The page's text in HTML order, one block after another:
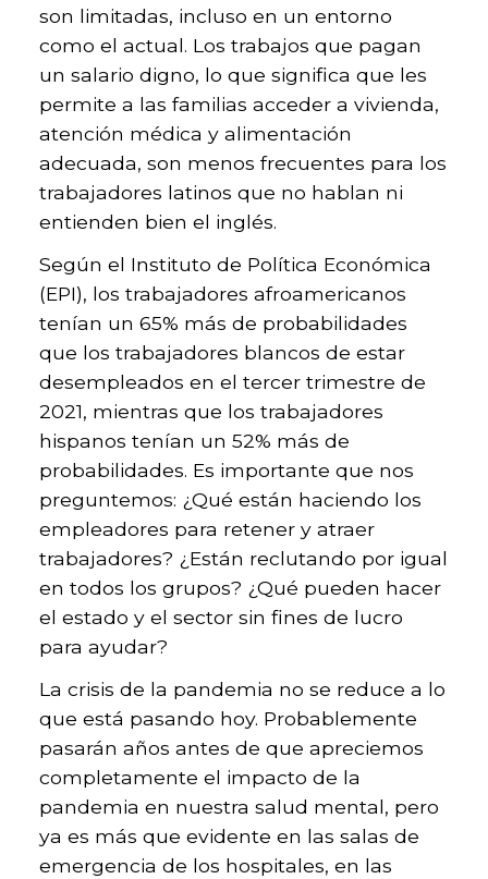
son limitadas, incluso en un entorno
como el actual. Los trabajos que pagan
un salario digno, lo que significa que les
permite a las familias acceder a vivienda,
atención médica y alimentación
adecuada, son menos frecuentes para los
trabajadores latinos que no hablan ni
entienden bien el inglés.
Según el Instituto de Política Económica
(EPI), los trabajadores afroamericanos
tenían un 65% más de probabilidades
que los trabajadores blancos de estar
desempleados en el tercer trimestre de
2021, mientras que los trabajadores
hispanos tenían un 52% más de
probabilidades. Es importante que nos
preguntemos: ¿Qué están haciendo los
empleadores para retener y atraer
trabajadores? ¿Están reclutando por igual
en todos los grupos? ¿Qué pueden hacer
el estado y el sector sin fines de lucro
para ayudar?
La crisis de la pandemia no se reduce a lo
que está pasando hoy. Probablemente
pasarán años antes de que apreciemos
completamente el impacto de la
pandemia en nuestra salud mental, pero
ya es más que evidente en las salas de
emergencia de los hospitales, en las